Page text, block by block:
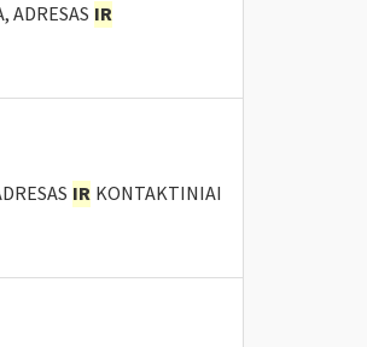
ADRESAS IR
IR KONTAKTINIAI